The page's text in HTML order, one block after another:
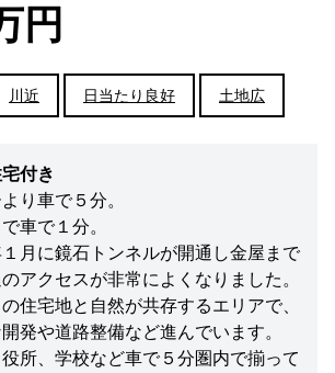
円
川近 日当たり良好 土地広
付き
り車で５分。
車で１分。
月に鏡石トンネルが開通し金屋まで
アクセスが非常によくなりました。
住宅地と自然が共存するエリアで、
発や道路整備など進んでいます。
所、学校など車で５分圏内で揃って